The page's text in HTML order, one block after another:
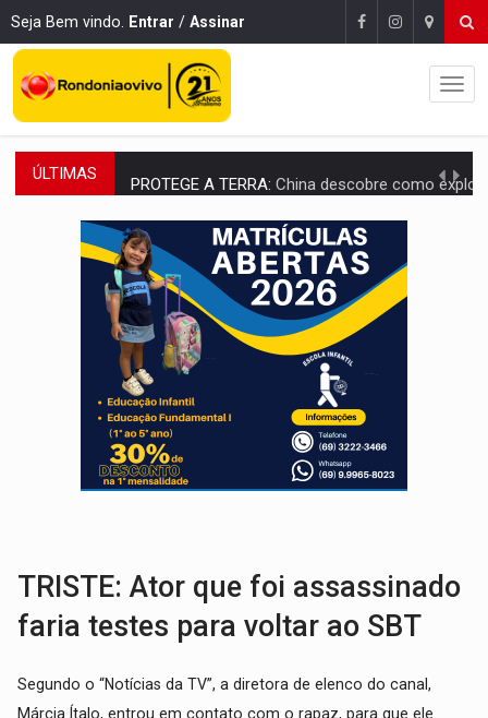
Seja Bem vindo. Entrar / Assinar
ÚLTIMAS PROTEGE A TERRA: China descobre como explodir asteroide com bomba
VÍDEO:Motociclista morre após bater na traseira de
PARECE UM NUGGET: Essa receita com frango virou o meu
EMPREENDEDORISMO:7 negócios que podem começar com pouco dinheiro e
GIGANTE DA AMÉRICA: Brasil reúne dimensão continental e posição
INDEPENDÊNCIA: 10 dicas importantes para quem quer
VARCENA: Cientistas descobrem nova espécie de rã em florestas
BARGANHA: Vai comprar celular usado? Veja como consultar o
TRISTE: Ator que foi assassinado
faria testes para voltar ao SBT
Segundo o “Notícias da TV”, a diretora de elenco do canal,
Márcia Ítalo, entrou em contato com o rapaz, para que ele